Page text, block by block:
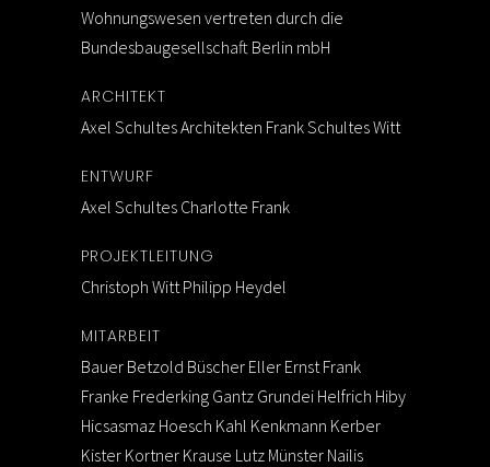
Wohnungswesen vertreten durch die
Bundesbaugesellschaft Berlin mbH
ARCHITEKT
Axel Schultes Architekten Frank Schultes Witt
ENTWURF
Axel Schultes Charlotte Frank
PROJEKTLEITUNG
Christoph Witt Philipp Heydel
MITARBEIT
Bauer Betzold Büscher Eller Ernst Frank
Franke Frederking Gantz Grundei Helfrich Hiby
Hicsasmaz Hoesch Kahl Kenkmann Kerber
Kister Kortner Krause Lutz Münster Nailis